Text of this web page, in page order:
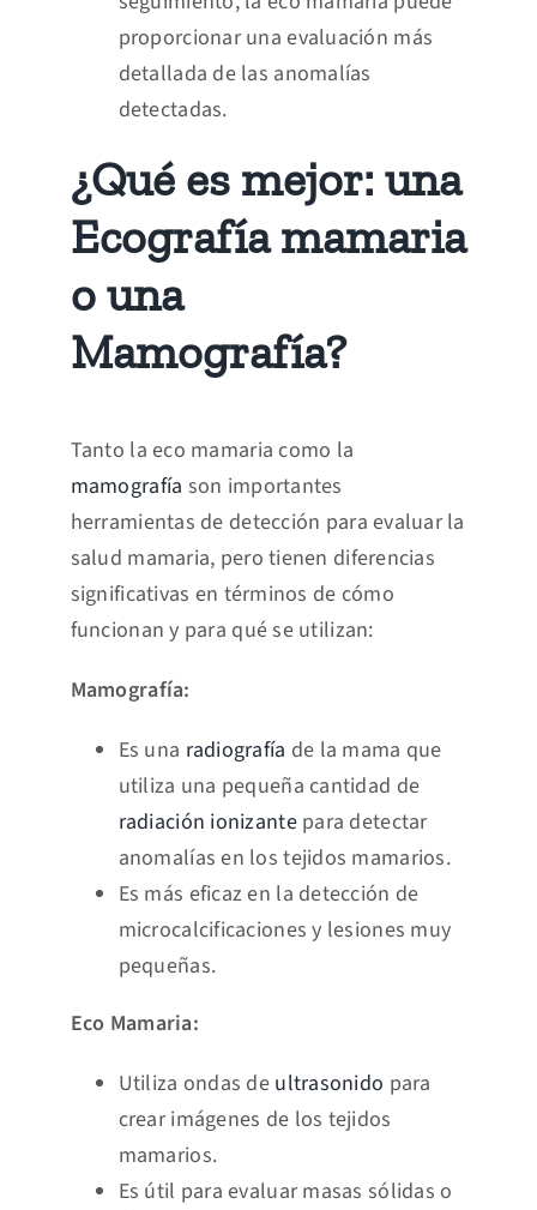
proporcionar una evaluación más
detallada de las anomalías
detectadas.
¿Qué es mejor: una
Ecografía mamaria
o una
Mamografía?
Tanto la eco mamaria como la
mamografía son importantes
herramientas de detección para evaluar la
salud mamaria, pero tienen diferencias
significativas en términos de cómo
funcionan y para qué se utilizan:
Mamografía:
Es una radiografía de la mama que
utiliza una pequeña cantidad de
radiación ionizantepara detectar
anomalías en los tejidos mamarios.
Es más eficaz en la detección de
microcalcificaciones y lesiones muy
pequeñas.
Eco Mamaria:
Utiliza ondas de ultrasonido para
crear imágenes de los tejidos
mamarios.
Es útil para evaluar masas sólidas o